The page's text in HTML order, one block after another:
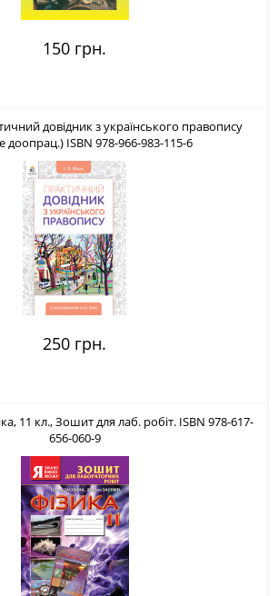
150 грн.
довідник з українського правопису
доопрац.) ISBN 978-966-983-115-6
250 грн.
11 кл., Зошит для лаб. робіт. ISBN 978-617-
656-060-9